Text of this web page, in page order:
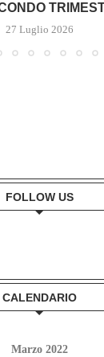
27 Luglio 2026
FOLLOW US
CALENDARIO
Marzo 2022